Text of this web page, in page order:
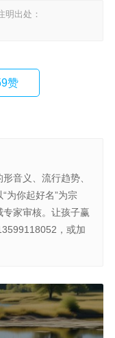
出处：
赞
音义、流行趋势、
为你起好名”为宗
家审核。让孩子赢
，或加